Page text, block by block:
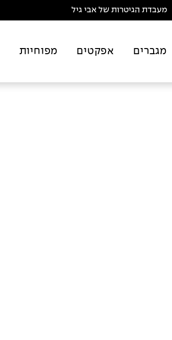
מעבדת הגיטרות של אבי גיל
מגברים אפקטים מפוחיות